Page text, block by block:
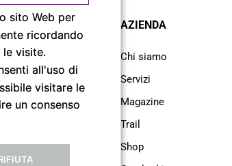
AZIENDA
Chi siamo
Servizi
Magazine
Trail
Shop
sito Web per
ricordando
le visite.
all'uso di
visitare le
un consenso